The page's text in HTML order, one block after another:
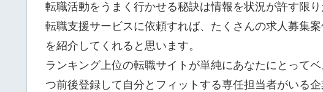
転職活動をうまく行かせる秘訣は情報を状況が許す限
転職支援サービスに依頼すれば、たくさんの求人募集
を紹介してくれると思います。
ランキング上位の転職サイトが単純にあなたにとって
つ前後登録して自分とフィットする専任担当者がいる企